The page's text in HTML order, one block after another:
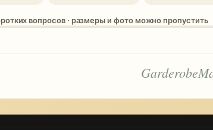
вопросов · размеры и фото можно пропустить